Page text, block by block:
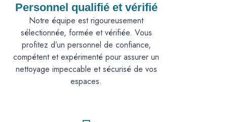
Personnel qualifié et vérifié
Notre équipe est rigoureusement
sélectionnée, formée et vérifiée. Vous
profitez d’un personnel de confiance,
compétent et expérimenté pour assurer un
nettoyage impeccable et sécurisé de vos
espaces.